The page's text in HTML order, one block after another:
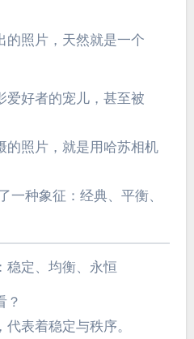
的照片，天然就是一个
爱好者的宠儿，甚至被
的照片，就是用哈苏相机
一种象征：经典、平衡、
稳定、均衡、永恒
？
表着稳定与秩序。